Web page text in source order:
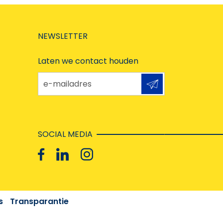
NEWSLETTER
Laten we contact houden
e-mailadres
SOCIAL MEDIA
Transparantie